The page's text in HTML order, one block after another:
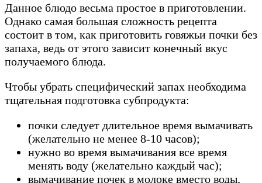
Данное блюдо весьма простое в приготовлении.
Однако самая большая сложность рецепта
состоит в том, как приготовить говяжьи почки без
запаха, ведь от этого зависит конечный вкус
получаемого блюда.
Чтобы убрать специфический запах необходима
тщательная подготовка субпродукта:
почки следует длительное время вымачивать
(желательно не менее 8-10 часов);
нужно во время вымачивания все время
менять воду (желательно каждый час);
вымачивание почек в молоке вместо воды,